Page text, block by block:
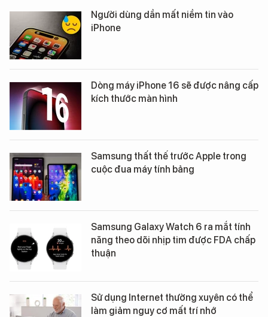
Người dùng dần mất niềm tin vào
iPhone
Dòng máy iPhone 16 sẽ được nâng cấp
kích thước màn hình
Samsung thất thế trước Apple trong
cuộc đua máy tính bảng
Samsung Galaxy Watch 6 ra mắt tính
năng theo dõi nhịp tim được FDA chấp
thuận
Sử dụng Internet thường xuyên có thể
làm giảm nguy cơ mất trí nhớ